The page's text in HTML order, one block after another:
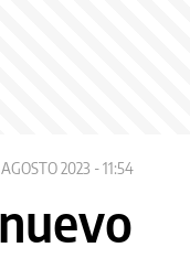
2023 - 11:54